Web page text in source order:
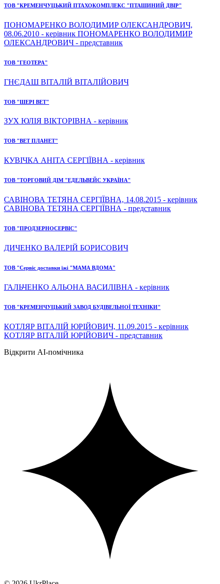
ТОВ "КРЕМЕНЧУЦЬКИЙ ПТАХОКОМПЛЕКС "ПТАШИНИЙ ДВІР"
ПОНОМАРЕНКО ВОЛОДИМИР ОЛЕКСАНДРОВИЧ,
08.06.2010 - керівник ПОНОМАРЕНКО ВОЛОДИМИР
ОЛЕКСАНДРОВИЧ - представник
ТОВ "ГЕОТЕРА"
ГНЄДАШ ВІТАЛІЙ ВІТАЛІЙОВИЧ
ТОВ "ШЕРІ ВЕТ"
ЗУХ ЮЛІЯ ВІКТОРІВНА - керівник
ТОВ "ВЕТ ПЛАНЕТ"
КУВІЧКА АНІТА СЕРГІЇВНА - керівник
ТОВ "ТОРГОВИЙ ДІМ "ЕДЕЛЬВЕЙС УКРАЇНА"
САВІНОВА ТЕТЯНА СЕРГІЇВНА, 14.08.2015 - керівник
САВІНОВА ТЕТЯНА СЕРГІЇВНА - представник
ТОВ "ПРОДЗЕРНОСЕРВІС"
ДИЧЕНКО ВАЛЕРІЙ БОРИСОВИЧ
ТОВ "Сервіс доставки їжі "МАМА ВДОМА"
ГАЛЬЧЕНКО АЛЬОНА ВАСИЛІВНА - керівник
ТОВ "КРЕМЕНЧУЦЬКИЙ ЗАВОД БУДІВЕЛЬНОЇ ТЕХНІКИ"
КОТЛЯР ВІТАЛІЙ ЮРІЙОВИЧ, 11.09.2015 - керівник
КОТЛЯР ВІТАЛІЙ ЮРІЙОВИЧ - представник
Відкрити AI-помічника